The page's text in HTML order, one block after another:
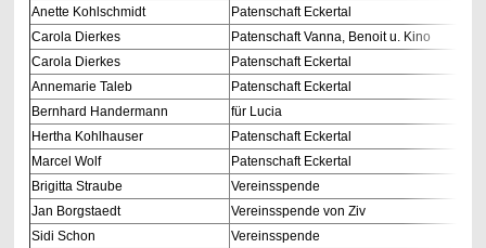
Anette Kohlschmidt
Patenschaft Eckertal
Carola Dierkes
Patenschaft Vanna, Benoit u. Kino
Carola Dierkes
Patenschaft Eckertal
Annemarie Taleb
Patenschaft Eckertal
Bernhard Handermann
für Lucia
Hertha Kohlhauser
Patenschaft Eckertal
Marcel Wolf
Patenschaft Eckertal
Brigitta Straube
Vereinsspende
Jan Borgstaedt
Vereinsspende von Ziv
Sidi Schon
Vereinsspende